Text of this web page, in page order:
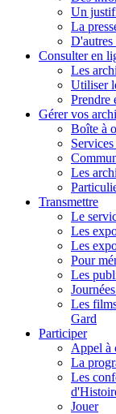
Un
La
D'autres
Consulter en
Les
Utiliser
Prendre
Gérer vos
Boîte à
Les
Transmettre
Le
Les
Les
Pour
Les
Les
Gard
Participer
Appel à
La
Les
Jouer